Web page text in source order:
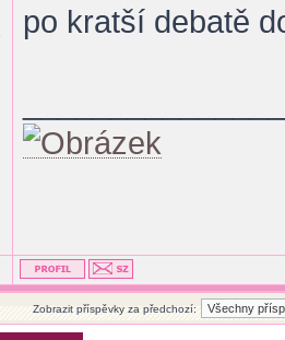
po kratší debatě
Zobrazit příspěvky za předchozí: